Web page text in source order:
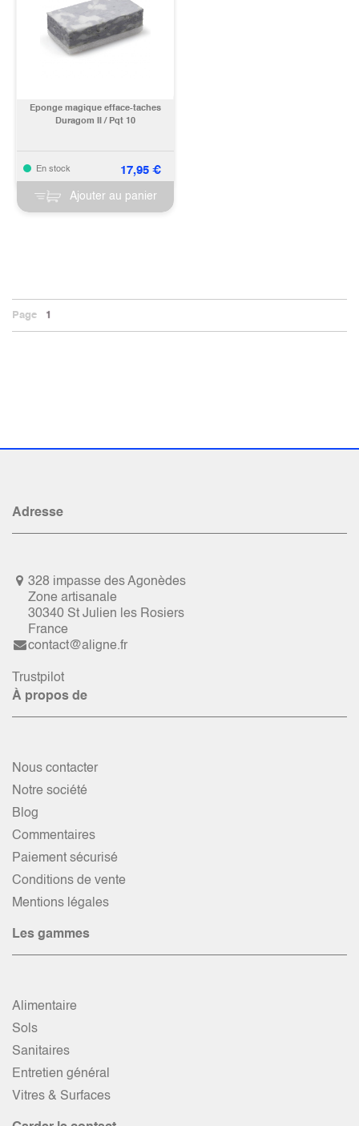
Eponge magique efface-taches
Duragom II / Pqt 10
En stock 17,95€
Ajouter au panier
Page 1
Adresse
328 impasse des Agonèdes
Zone artisanale
30340 St Julien les Rosiers
France
contact@aligne.fr
Trustpilot
À propos de
Nous contacter
Notre société
Blog
Commentaires
Paiement sécurisé
Conditions de vente
Mentions légales
Les gammes
Alimentaire
Sols
Sanitaires
Entretien général
Vitres & Surfaces